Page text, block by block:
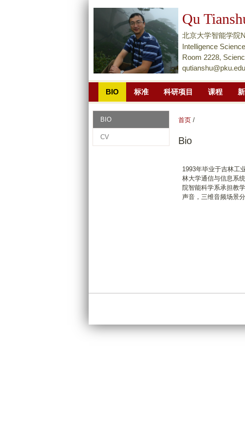
Qu
北京大学智能学院
Intelligence
Room 2228,
BIO 标准 科研项目 课程
首页 /
Bio
1993年毕业于吉林工
林大学通信与信息系
院智能科学系承担教
声音，三维音频场景
BIO
CV